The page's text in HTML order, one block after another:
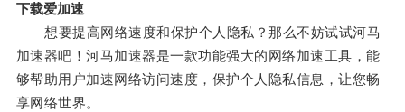
下载爱加速
想要提高网络速度和保护个人隐私？那么不妨试试河马
加速器吧！河马加速器是一款功能强大的网络加速工具，能
够帮助用户加速网络访问速度，保护个人隐私信息，让您畅
享网络世界。